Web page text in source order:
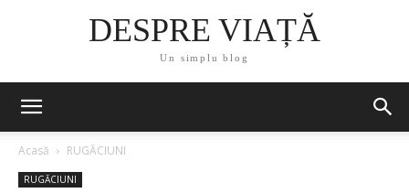
DESPRE VIAȚĂ
Un simplu blog
Acasă RUGĂCIUNI
RUGĂCIUNI